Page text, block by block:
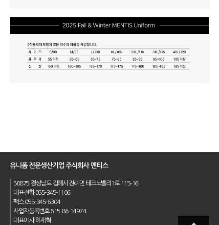
유니폼 전문생산기업 주식회사 멘티스
50875 경상남도 김해시 진례면 테크노밸리1로 115-16
대표전화 055-345-1106
팩스 055-345-6304
사업자등록번호 615-86-14974
대표이사 허재혁